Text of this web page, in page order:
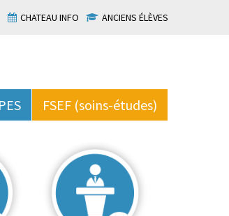
CHATEAU INFO ANCIENS ÉLÈVES
FSEF (soins-études)